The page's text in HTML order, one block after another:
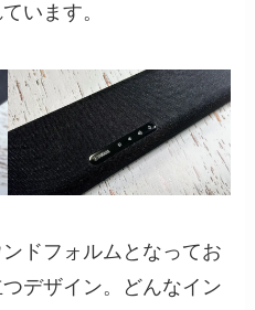
います。
ドフォルムとなってお
デザイン。どんなイン